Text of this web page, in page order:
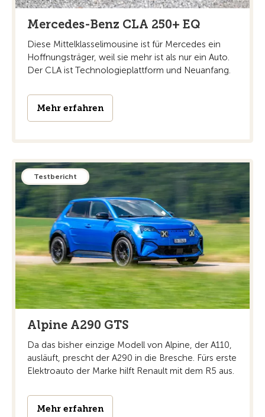
Mercedes-Benz CLA 250+ EQ
Diese Mittelklasselimousine ist für Mercedes ein
Hoffnungsträger, weil sie mehr ist als nur ein Auto.
Der CLA ist Technologieplattform und Neuanfang.
Mehr erfahren
Testbericht
Alpine A290 GTS
Da das bisher einzige Modell von Alpine, der A110,
ausläuft, prescht der A290 in die Bresche. Fürs erste
Elektroauto der Marke hilft Renault mit dem R5 aus.
Mehr erfahren